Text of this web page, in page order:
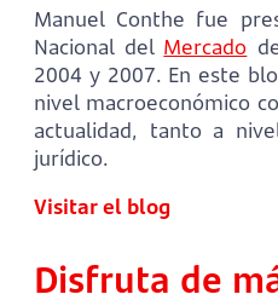
Manuel Conthe fue
Nacional del Mercado
2004 y 2007. En este
nivel macroeconómico
actualidad, tanto a
jurídico.
Visitar el blog
Disfruta de